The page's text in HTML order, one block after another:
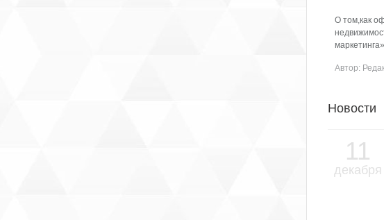
О том,как
маркетинга».
Автор:
Новости
11
декабря